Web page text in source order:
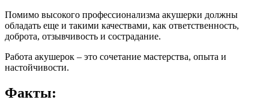
Помимо высокого профессионализма акушерки должны
обладать еще и такими качествами, как ответственность,
доброта, отзывчивость и сострадание.
Работа акушерок – это сочетание мастерства, опыта и
настойчивости.
Факты: